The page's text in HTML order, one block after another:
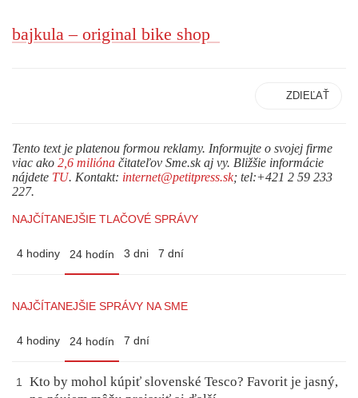
bajkula – original bike shop
ZDIEĽAŤ
Tento text je platenou formou reklamy. Informujte o svojej firme
viac ako 2,6 milióna čitateľov Sme.sk aj vy. Bližšie informácie
nájdete TU. Kontakt: internet@petitpress.sk; tel:+421 2 59 233
227.
NAJČÍTANEJŠIE TLAČOVÉ SPRÁVY
4 hodiny 24 hodín 3 dni 7 dní
NAJČÍTANEJŠIE SPRÁVY NA SME
4 hodiny 24 hodín 7 dní
1
Kto by mohol kúpiť slovenské Tesco? Favorit je jasný,